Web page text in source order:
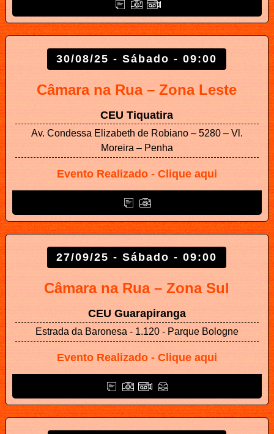
30/08/25 - Sábado - 09:00
Câmara na Rua – Zona Leste
CEU Tiquatira
Av. Condessa Elizabeth de Robiano – 5280 – Vl.
Moreira – Penha
Evento Realizado - Clique aqui
27/09/25 - Sábado - 09:00
Câmara na Rua – Zona Sul
CEU Guarapiranga
Estrada da Baronesa - 1.120 - Parque Bologne
Evento Realizado - Clique aqui